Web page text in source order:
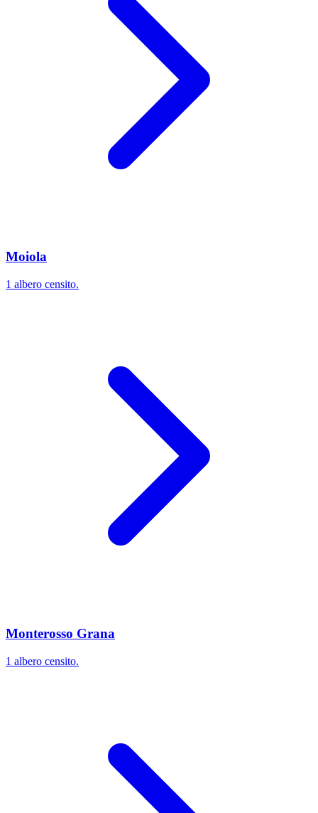
Moiola
1 albero censito.
Monterosso Grana
1 albero censito.